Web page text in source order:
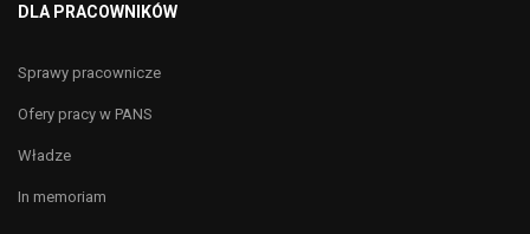
DLA PRACOWNIKÓW
Sprawy pracownicze
Ofery pracy w PANS
Władze
In memoriam